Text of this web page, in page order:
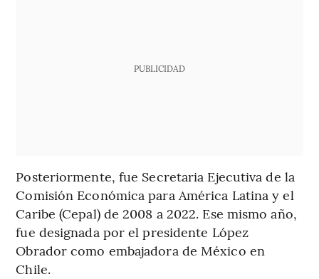
PUBLICIDAD
Posteriormente, fue Secretaria Ejecutiva de la
Comisión Económica para América Latina y el
Caribe (Cepal) de 2008 a 2022. Ese mismo año,
fue designada por el presidente López
Obrador como embajadora de México en
Chile.